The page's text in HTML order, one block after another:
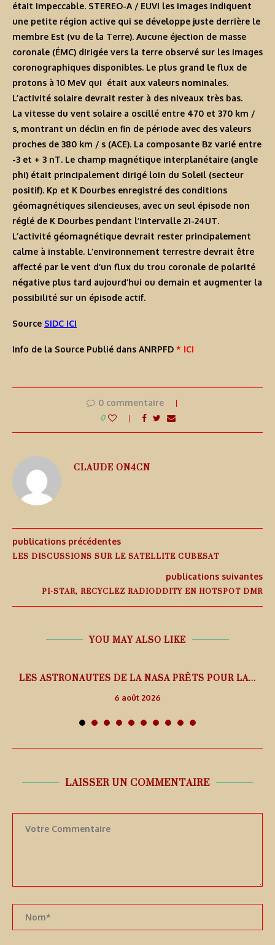
était impeccable. STEREO-A / EUVI les images indiquent
une petite région active qui se développe juste derrière le
membre Est (vu de la Terre). Aucune éjection de masse
coronale (ÉMC) dirigée vers la terre observé sur les images
coronographiques disponibles. Le plus grand le flux de
protons à 10 MeV qui était aux valeurs nominales.
L’activité solaire devrait rester à des niveaux très bas.
La vitesse du vent solaire a oscillé entre 470 et 370 km /
s, montrant un déclin en fin de période avec des valeurs
proches de 380 km / s (ACE). La composante Bz varié entre
-3 et + 3 nT. Le champ magnétique interplanétaire (angle
phi) était principalement dirigé loin du Soleil (secteur
positif). Kp et K Dourbes enregistré des conditions
géomagnétiques silencieuses, avec un seul épisode non
réglé de K Dourbes pendant l’intervalle 21-24UT.
L’activité géomagnétique devrait rester principalement
calme à instable. L’environnement terrestre devrait être
affecté par le vent d’un flux du trou coronale de polarité
négative plus tard aujourd’hui ou demain et augmenter la
possibilité sur un épisode actif.
Source SIDC ICI
Info de la Source Publié dans ANRPFD * ICI
0 commentaire
0
CLAUDE ON4CN
publications précédentes
LES DISCUSSIONS SUR LE SATELLITE CUBESAT
publications suivantes
PI-STAR, RECYCLEZ RADIODDITY EN HOTSPOT DMR
YOU MAY ALSO LIKE
LES ASTRONAUTES DE LA NASA PRÊTS POUR LA...
6 août 2026
LAISSER UN COMMENTAIRE